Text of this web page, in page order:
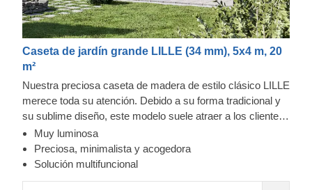
Caseta de jardín grande LILLE (34 mm), 5x4 m, 20
m²
Nuestra preciosa caseta de madera de estilo clásico LILLE
merece toda su atención. Debido a su forma tradicional y
su sublime diseño, este modelo suele atraer a los clientes
que aprecian la sencillez y la estética clásica de la
madera. Este luminoso y espacioso refugio puede
transformarse en una oficina en casa, una zona de estar o
Muy luminosa
Preciosa, minimalista y acogedora
Solución multifuncional